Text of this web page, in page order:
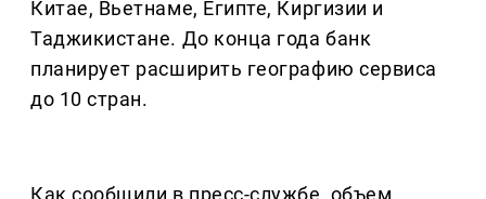
Китае, Вьетнаме, Египте, Киргизии и
Таджикистане. До конца года банк
планирует расширить географию сервиса
до 10 стран.
Как сообщили в пресс-службе, объем